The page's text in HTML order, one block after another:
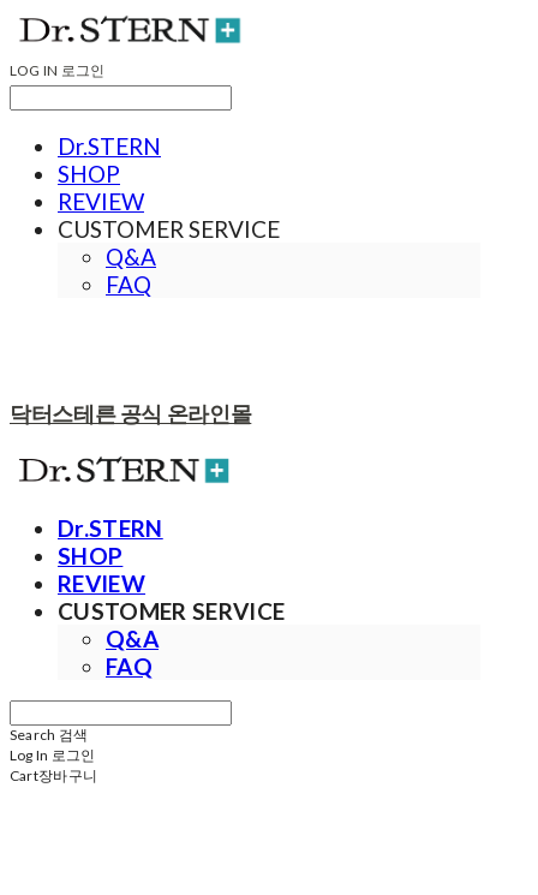
LOG IN 로그인
Dr.STERN
SHOP
REVIEW
CUSTOMER SERVICE
Q&A
FAQ
닥터스테른 공식 온라인몰
Dr.STERN
SHOP
REVIEW
CUSTOMER SERVICE
Q&A
FAQ
Search 검색
Log In 로그인
Cart장바구니